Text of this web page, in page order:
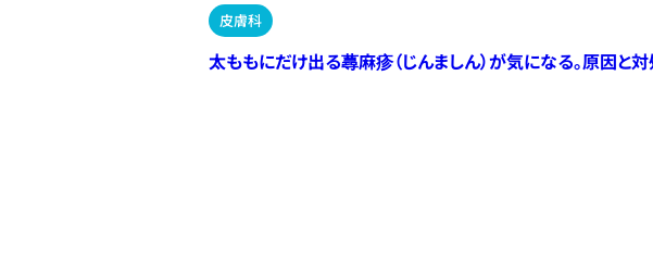
皮膚科
太ももにだけ出る蕁麻疹（じんましん）が気になる。原因と対